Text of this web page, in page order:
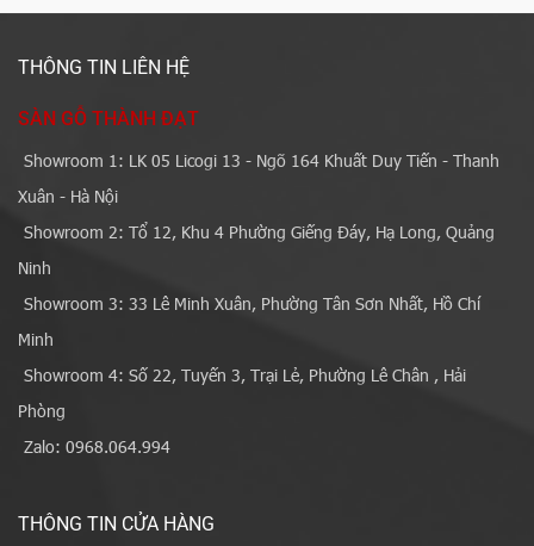
THÔNG TIN LIÊN HỆ
SÀN GỖ THÀNH ĐẠT
Showroom 1: LK 05 Licogi 13 - Ngõ 164 Khuất Duy Tiến - Thanh
Xuân - Hà Nội
Showroom 2: Tổ 12, Khu 4 Phường Giếng Đáy, Hạ Long, Quảng
Ninh
Showroom 3: 33 Lê Minh Xuân, Phường Tân Sơn Nhất, Hồ Chí
Minh
Showroom 4: Số 22, Tuyến 3, Trại Lẻ, Phường Lê Chân , Hải
Phòng
Zalo: 0968.064.994
THÔNG TIN CỬA HÀNG